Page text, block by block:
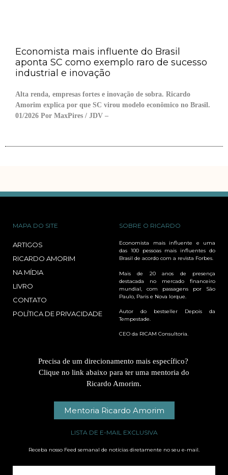
Economista mais influente do Brasil
aponta SC como exemplo raro de sucesso
industrial e inovação
Alta renda, empresas fortes e inovação de sobra. Ricardo
Amorim explica por que SC virou modelo econômico no Brasil.
01/2026 Por MaxPires / JDV –
MAPA DO SITE
ARTIGOS
RICARDO AMORIM
NA MÍDIA
LIVRO
CONTATO
POLÍTICA DE PRIVACIDADE
SOBRE O RICARDO
Economista mais influente e uma
das 100 pessoas mais influentes do
Brasil de acordo com a revista Forbes.
Mais de 20 anos de presença
destacada no mercado financeiro
mundial, com passagens por São
Paulo, Paris e Nova Iorque.
Autor do bestseller Depois da
Tempestade.
CEO da RICAM Consultoria.
Precisa de um direcionamento mais específico?
Clique no link abaixo para ter uma mentoria do
Ricardo Amorim.
Mentoria Ricardo Amorim
LISTA DE E-MAIL EXCLUSIVA
Receba nosso Feed semanal de notícias diretamente no seu e-mail.